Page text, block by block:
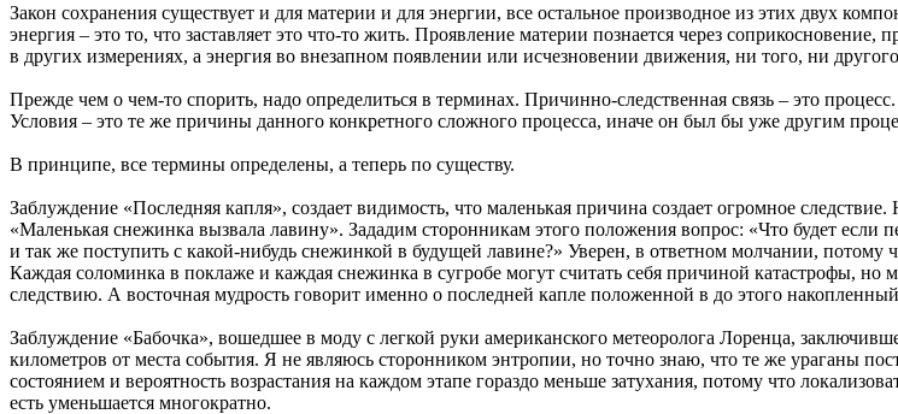
Закон сохранения существует и для материи и для энергии, все остальное производное из этих двух
энергия – это то, что заставляет это что-то жить. Проявление материи познается через
в других измерениях, а энергия во внезапном появлении или исчезновении движения, ни того, ни
Прежде чем о чем-то спорить, надо определиться в терминах. Причинно-следственная связь – это
Условия – это те же причины данного конкретного сложного процесса, иначе он был бы уже другим
В принципе, все термины определены, а теперь по существу.
Заблуждение «Последняя капля», создает видимость, что маленькая причина создает огромное
«Маленькая снежинка вызвала лавину». Зададим сторонникам этого положения вопрос: «Что будет
и так же поступить с какой-нибудь снежинкой в будущей лавине?» Уверен, в ответном молчании, потому
Каждая соломинка в поклаже и каждая снежинка в сугробе могут считать себя причиной катастрофы,
следствию. А восточная мудрость говорит именно о последней капле положенной в до этого
Заблуждение «Бабочка», вошедшее в моду с легкой руки американского метеоролога Лоренца,
километров от места события. Я не являюсь сторонником энтропии, но точно знаю, что те же ураганы
состоянием и вероятность возрастания на каждом этапе гораздо меньше затухания, потому что
есть уменьшается многократно.